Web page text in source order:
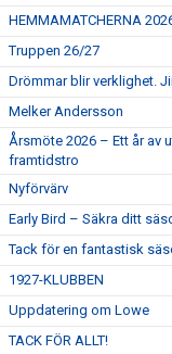
HEMMAMATCHERNA
Truppen 26/27
Drömmar blir verklighet.
Melker Andersson
Årsmöte 2026 – Ett år av
framtidstro
Nyförvärv
Early Bird – Säkra ditt
Tack för en fantastisk
1927-KLUBBEN
Uppdatering om Lowe
TACK FÖR ALLT!